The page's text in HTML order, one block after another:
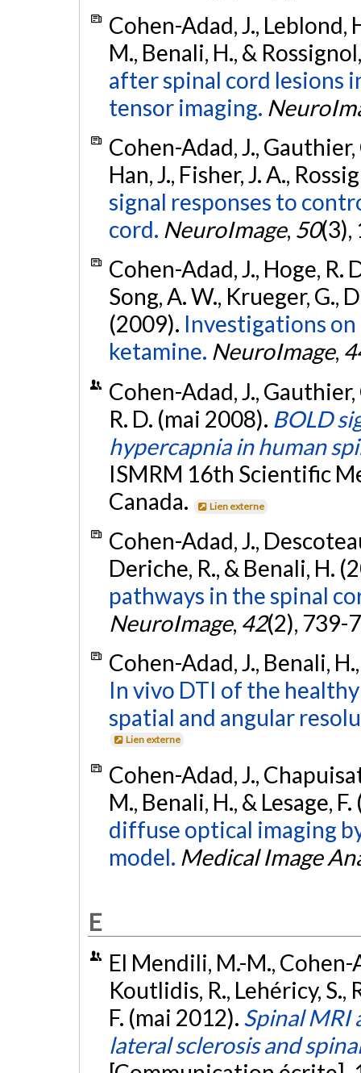
Cohen-Adad, J.,
M., Benali, H., &
after spinal cord lesions
tensor imaging.
Cohen-Adad, J., Gauthier,
Han, J., Fisher, J. A.,
signal responses to
cord. NeuroImage, 50(3),
Cohen-Adad, J., Hoge, R.
Song, A. W., Krueger, G.,
(2009). Investigations
ketamine. NeuroImage,
Cohen-Adad, J., Gauthier,
R. D. (mai 2008). BOLD
hypercapnia in human
ISMRM 16th Scientific
Canada.
Lien externe
Cohen-Adad, J.,
Deriche, R., & Benali, H.
pathways in the spinal
NeuroImage, 42(2), 739-
Cohen-Adad, J., Benali,
In vivo DTI of the
spatial and angular
Lien externe
Cohen-Adad, J.,
M., Benali, H., & Lesage,
diffuse optical imaging
model. Medical Image
E
El Mendili, M.-M., Cohen-
Koutlidis, R., Lehéricy, S.,
F. (mai 2012). Spinal MRI
lateral sclerosis and